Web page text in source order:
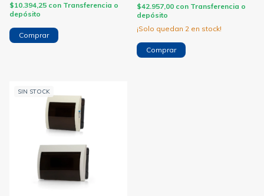
$10.394,25 con Transferencia o
depósito
Comprar
$42.957,00 con Transferencia o
depósito
¡Solo quedan 2 en stock!
Comprar
SIN STOCK